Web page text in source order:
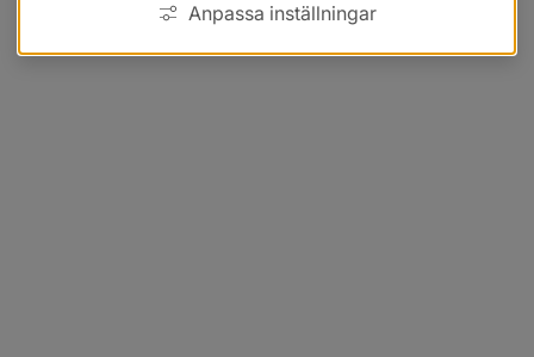
Anpassa inställningar